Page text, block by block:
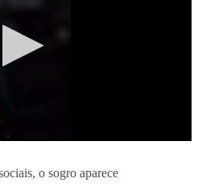
o sogro aparece